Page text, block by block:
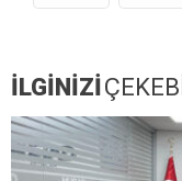
İLGİNİZİ